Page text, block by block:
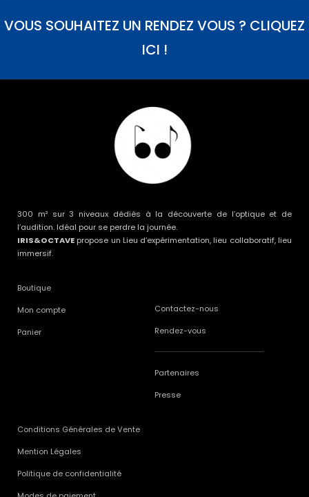
VOUS SOUHAITEZ UN RENDEZ VOUS ? CLIQUEZ
ICI !
300 m² sur 3 niveaux dédiés à la découverte de l’optique et de
l’audition. Idéal pour se perdre la journée.
IRIS&OCTAVE propose un Lieu d’expérimentation, lieu collaboratif, lieu
immersif.
Boutique
Mon compte
Panier
Contactez-nous
Rendez-vous
Partenaires
Presse
Conditions Générales de Vente
Mention Légales
Politique de confidentialité